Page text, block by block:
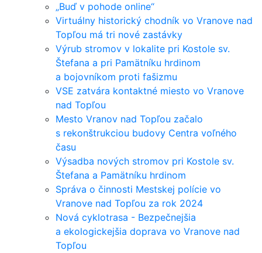
„Buď v pohode online“
Virtuálny historický chodník vo Vranove nad
Topľou má tri nové zastávky
Výrub stromov v lokalite pri Kostole sv.
Štefana a pri Pamätníku hrdinom
a bojovníkom proti fašizmu
VSE zatvára kontaktné miesto vo Vranove
nad Topľou
Mesto Vranov nad Topľou začalo
s rekonštrukciou budovy Centra voľného
času
Výsadba nových stromov pri Kostole sv.
Štefana a Pamätníku hrdinom
Správa o činnosti Mestskej polície vo
Vranove nad Topľou za rok 2024
Nová cyklotrasa - Bezpečnejšia
a ekologickejšia doprava vo Vranove nad
Topľou